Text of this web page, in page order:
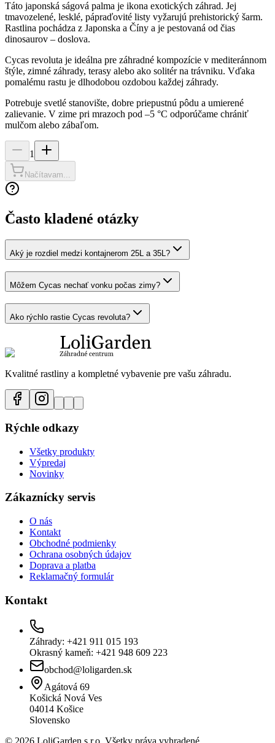
Táto japonská ságová palma je ikona exotických záhrad. Jej
tmavozelené, lesklé, pápraďovité listy vyžarujú prehistorický šarm.
Rastlina pochádza z Japonska a Číny a je pestovaná od čias
dinosaurov – doslova.
Cycas revoluta je ideálna pre záhradné kompozície v mediteránnom
štýle, zimné záhrady, terasy alebo ako solitér na trávniku. Vďaka
pomalému rastu je dlhodobou ozdobou každej záhrady.
Potrebuje svetlé stanovište, dobre priepustnú pôdu a umierené
zalievanie. V zime pri mrazoch pod –5 °C odporúčame chrániť
mulčom alebo zábaľom.
1
Načítavam...
Často kladené otázky
Aký je rozdiel medzi kontajnerom 25L a 35L?
Môžem Cycas nechať vonku počas zimy?
Ako rýchlo rastie Cycas revoluta?
Kvalitné rastliny a kompletné vybavenie pre vašu záhradu.
Rýchle odkazy
Všetky produkty
Výpredaj
Novinky
Zákaznícky servis
O nás
Kontakt
Obchodné podmienky
Ochrana osobných údajov
Doprava a platba
Reklamačný formulár
Kontakt
Záhrady: +421 911 015 193
Okrasný kameň: +421 948 609 223
obchod@loligarden.sk
Agátová 69
Košická Nová Ves
04014 Košice
Slovensko
© 2026 LoliGarden s.r.o. Všetky práva vyhradené.